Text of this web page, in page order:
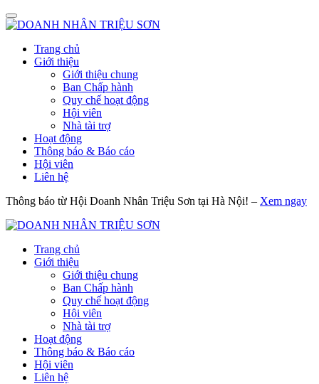
Trang chủ
Giới thiệu
Giới thiệu chung
Ban Chấp hành
Quy chế hoạt động
Hội viên
Nhà tài trợ
Hoạt động
Thông báo & Báo cáo
Hội viên
Liên hệ
Thông báo từ Hội Doanh Nhân Triệu Sơn tại Hà Nội! – Xem ngay
Trang chủ
Giới thiệu
Giới thiệu chung
Ban Chấp hành
Quy chế hoạt động
Hội viên
Nhà tài trợ
Hoạt động
Thông báo & Báo cáo
Hội viên
Liên hệ